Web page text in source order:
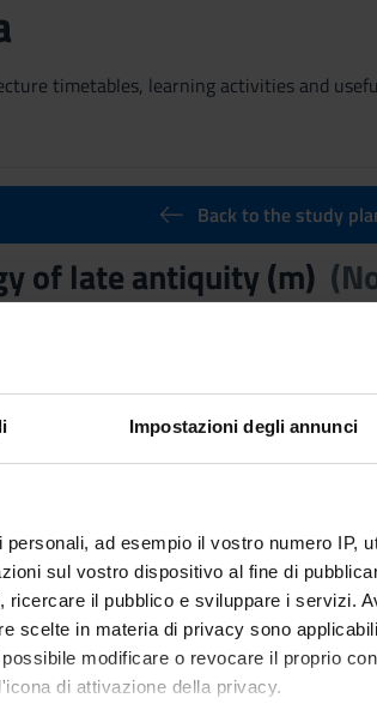
Impostazioni degli annunci
ad esempio il vostro numero IP,
sul vostro dispositivo al fine di
il pubblico e sviluppare i servizi.
scelte in materia di privacy sono
modificare o revocare il proprio
di attivazione della privacy.
timetables, learning activities and
Back to the study
of late antiquity (m)
Late Antiquity (m) proposes: • to frame in
reference to the contexts of
linguistic, stylistic, hermeneutical
and paganism, relations
scientific, philosophical and scholarly
tendencies and literary genres of Late
interpretation of texts from Late